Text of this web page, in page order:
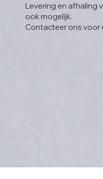
Levering en afhaling
ook mogelijk.
Contacteer ons voor